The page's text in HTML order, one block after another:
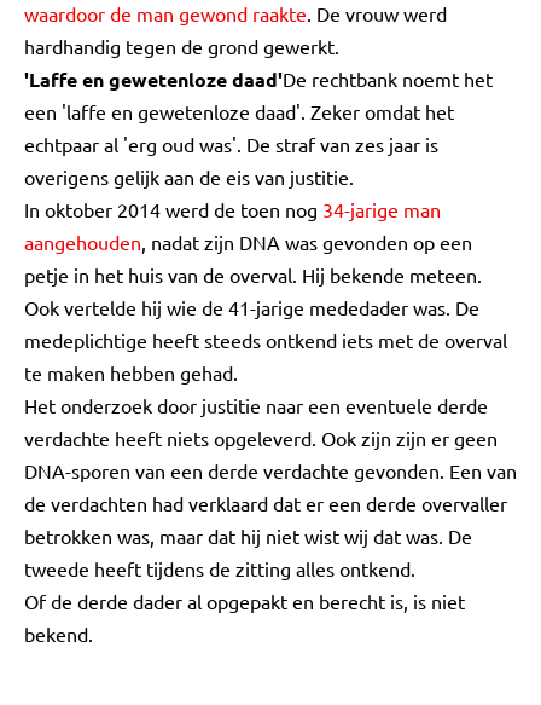
waardoor de man gewond raakte. De vrouw werd
hardhandig tegen de grond gewerkt.
'Laffe en gewetenloze daad'De rechtbank noemt het
een 'laffe en gewetenloze daad'. Zeker omdat het
echtpaar al 'erg oud was'. De straf van zes jaar is
overigens gelijk aan de eis van justitie.
In oktober 2014 werd de toen nog 34-jarige man
aangehouden, nadat zijn DNA was gevonden op een
petje in het huis van de overval. Hij bekende meteen.
Ook vertelde hij wie de 41-jarige mededader was. De
medeplichtige heeft steeds ontkend iets met de overval
te maken hebben gehad.
Het onderzoek door justitie naar een eventuele derde
verdachte heeft niets opgeleverd. Ook zijn zijn er geen
DNA-sporen van een derde verdachte gevonden. Een van
de verdachten had verklaard dat er een derde overvaller
betrokken was, maar dat hij niet wist wij dat was. De
tweede heeft tijdens de zitting alles ontkend.
Of de derde dader al opgepakt en berecht is, is niet
bekend.